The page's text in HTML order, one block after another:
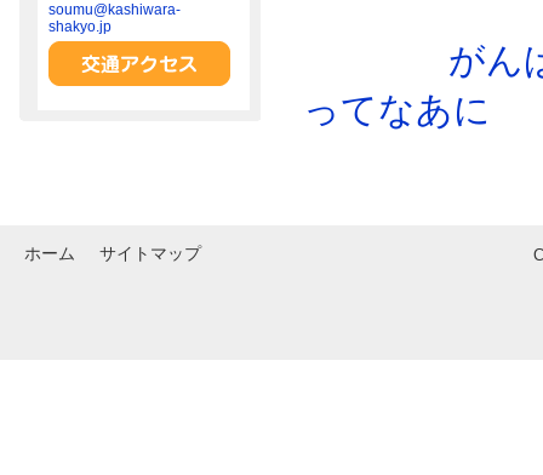
がん
ってなあに
soumu@kashiwara-
shakyo.jp
ホーム サイトマップ